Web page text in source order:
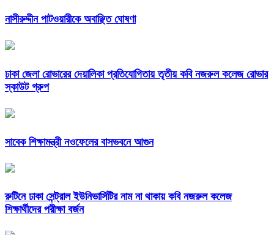
নাসীরুদ্দীন পাটওয়ারীকে অবাঞ্ছিত ঘোষণা
ঢাকা জেলা রোভারের দেয়ালিকা প্রতিযোগিতায় তৃতীয় কবি নজরুল কলেজ রোভার
স্কাউট গ্রুপ
সাবেক শিক্ষামন্ত্রী নওফেলের বাসভবনে আগুন
রুটিনে ঢাকা সেন্ট্রাল ইউনিভার্সিটির নাম না থাকায় কবি নজরুল কলেজ
শিক্ষার্থীদের পরীক্ষা বর্জন